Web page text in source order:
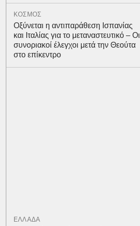
ΚΟΣΜΟΣ
Οξύνεται η αντιπαράθεση Ισπανίας
και Ιταλίας για το μεταναστευτικό – Οι
συνοριακοί έλεγχοι μετά την Θεούτα
στο επίκεντρο
ΕΛΛΑΔΑ